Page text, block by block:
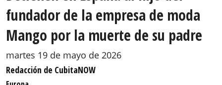
fundador de la empresa de moda
Mango por la muerte de su padre
martes 19 de mayo de 2026
Redacción de CubitaNOW